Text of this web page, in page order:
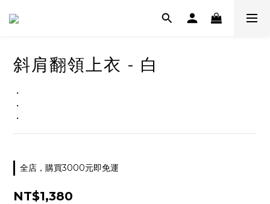
斜肩翻領上衣 - 白
・
・
・
全店，購買3000元即免運
NT$1,380